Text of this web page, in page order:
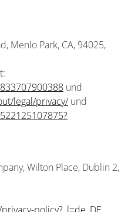
Menlo Park, CA, 94025,
und
legal/privacy/und
Wilton Place, Dublin 2,